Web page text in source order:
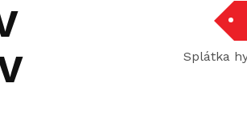
Splátka